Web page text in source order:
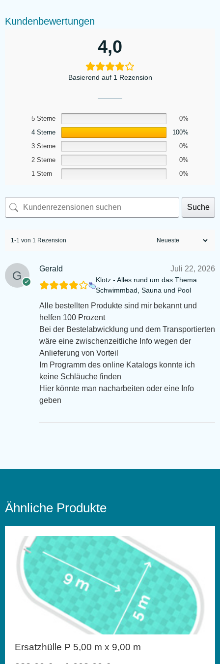
Kundenbewertungen
4,0
Basierend auf 1 Rezension
5 Sterne
0%
4 Sterne
100%
3 Sterne
0%
2 Sterne
0%
1 Stern
0%
Suche
1-1 von 1 Rezension
Gerald Juli 22, 2026
Klotz - Alles rund um das Thema
Schwimmbad, Sauna und Pool
Alle bestellten Produkte sind mir bekannt und
helfen 100 Prozent
Bei der Bestelabwicklung und dem Transportierten
wäre eine zwischenzeitliche Info wegen der
Anlieferung von Vorteil
Im Programm des online Katalogs konnte ich
keine Schläuche finden
Hier könnte man nacharbeiten oder eine Info
geben
Ähnliche Produkte
Ersatzhülle P 5,00 m x 9,00 m